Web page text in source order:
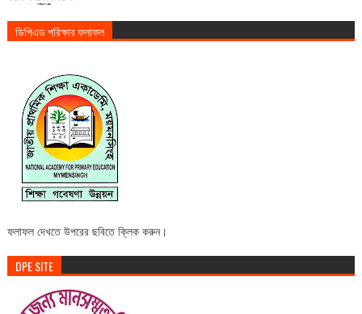
ডিপিএড পরিক্ষার ফলাফল
ফলাফল দেখতে উপরের ছবিতে ক্লিক করুন।
DPE SITE